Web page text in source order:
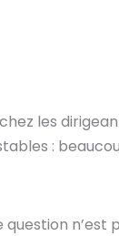
les
:
n’est